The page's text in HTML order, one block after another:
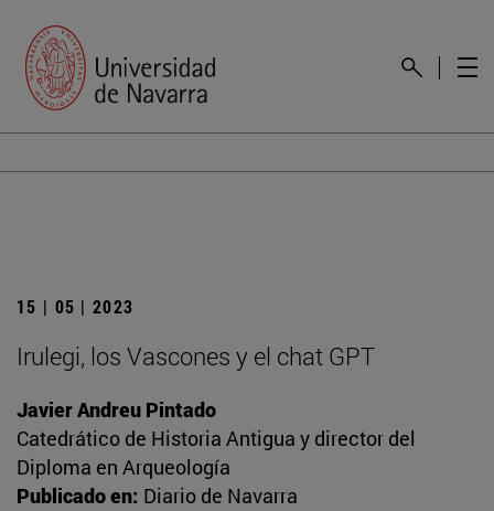
15 | 05 | 2023
Irulegi, los Vascones y el chat GPT
Javier Andreu Pintado
Catedrático de Historia Antigua y director del
Diploma en Arqueología
Publicado en: Diario de Navarra